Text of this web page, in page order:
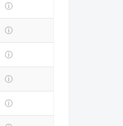
ⓘ
ⓘ
ⓘ
ⓘ
ⓘ